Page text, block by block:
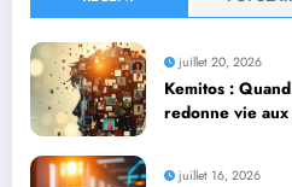
juillet 20, 2026
Kemitos :
redonne vie
juillet 16, 2026